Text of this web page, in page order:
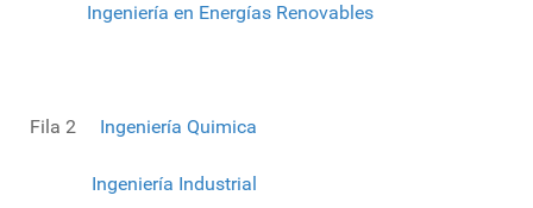
Ingeniería en Energías Renovables
Fila 2 Ingeniería Quimica
Ingeniería Industrial